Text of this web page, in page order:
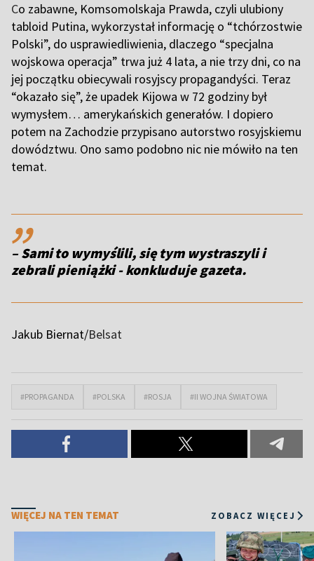
Co zabawne, Komsomolskaja Prawda, czyli ulubiony
tabloid Putina, wykorzystał informację o “tchórzostwie
Polski”, do usprawiedliwienia, dlaczego “specjalna
wojskowa operacja” trwa już 4 lata, a nie trzy dni, co na
jej początku obiecywali rosyjscy propagandyści. Teraz
“okazało się”, że upadek Kijowa w 72 godziny był
wymysłem… amerykańskich generałów. I dopiero
potem na Zachodzie przypisano autorstwo rosyjskiemu
dowództwu. Ono samo podobno nic nie mówiło na ten
temat.
,,
– Sami to wymyślili, się tym wystraszyli i
zebrali pieniążki - konkluduje gazeta.
Jakub Biernat/Belsat
#PROPAGANDA #POLSKA #ROSJA #II WOJNA ŚWIATOWA
WIĘCEJ NA TEN TEMAT ZOBACZ WIĘCEJ